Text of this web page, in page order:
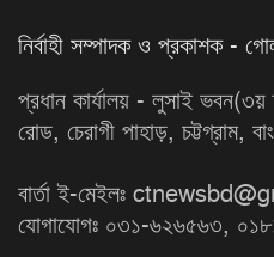
নির্বাহী সম্পাদক ও প্রকাশক -
প্রধান কার্যালয় - লুসাই
রোড, চেরাগী পাহাড়, চট্টগ্রাম,
বার্তা ই-মেইলঃ
যোগাযোগঃ ০৩১-৬২৬৫৬৩,